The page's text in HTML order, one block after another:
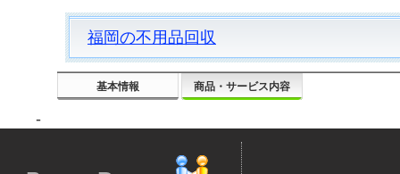
福岡の不用品回収
基本情報 商品・サービス内容
-